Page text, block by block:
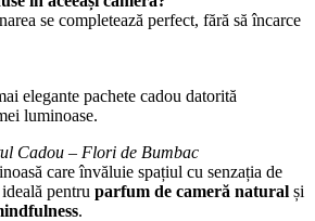
se completează perfect, fără să încarce
elegante pachete cadou datorită
luminoase.
Cadou – Flori de Bumbac
care învăluie spațiul cu senzația de
pentru parfum de cameră natural și
.